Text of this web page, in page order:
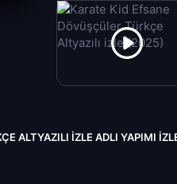
ALTYAZILI IZLE ADLI YAPIMI